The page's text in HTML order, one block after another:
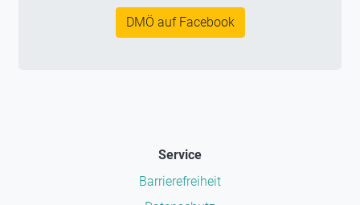
DMÖ auf Facebook
Service
Barrierefreiheit